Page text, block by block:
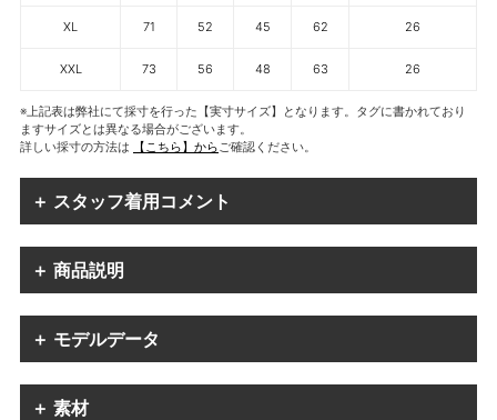
XL 71 52 45 62 26
XXL 73 56 48 63 26
※上記表は弊社にて採寸を行った【実寸サイズ】となります。タグに書かれており
ますサイズとは異なる場合がございます。
詳しい採寸の方法は
【こちら】からご確認ください。
＋ スタッフ着用コメント
＋ 商品説明
＋ モデルデータ
＋ 素材